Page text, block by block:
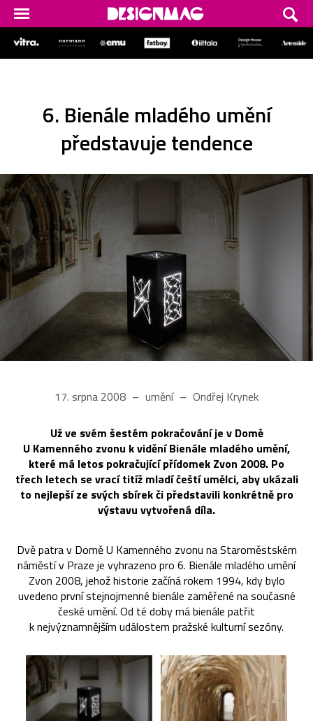
6. Bienále mladého umění
představuje tendence
17. srpna 2008 umění Ondřej Krynek
Už ve svém šestém pokračování je v Domě
U Kamenného zvonu k vidění Bienále mladého umění,
které má letos pokračující přídomek Zvon 2008. Po
třech letech se vrací titíž mladí čeští umělci, aby ukázali
to nejlepší ze svých sbírek či představili konkrétně pro
výstavu vytvořená díla.
Dvě patra v Domě U Kamenného zvonu na Staroměstském
náměstí v Praze je vyhrazeno pro 6. Bienále mladého umění
Zvon 2008, jehož historie začíná rokem 1994, kdy bylo
uvedeno první stejnojmenné bienále zaměřené na současné
české umění. Od té doby má bienále patřit
k nejvýznamnějším událostem pražské kulturní sezóny.